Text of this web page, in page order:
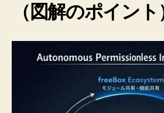
（図解のポイント